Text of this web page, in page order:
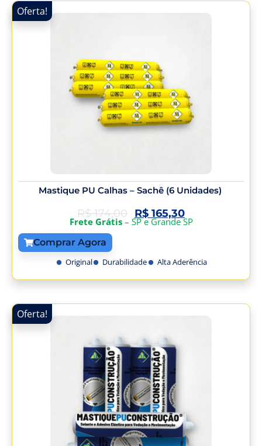
Oferta!
Mastique PU Calhas – Sachê (6 Unidades)
R$174,00 R$ 165,30
Frete Grátis– SP e Grande SP
Comprar Agora
Original Durabilidade Alta Aderência
Oferta!